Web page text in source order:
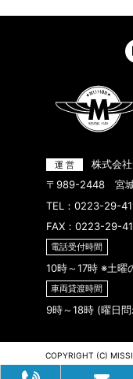
株式会
〒989-2448 宮城
TEL： 0223-29-
FAX：0223-29-
電話受付時間
10時～17時 ※土曜
車両貸渡時間
9時～18時 (曜日
COPYRIGHT (C)